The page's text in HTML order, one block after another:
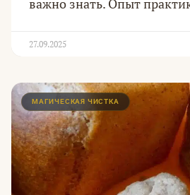
важно знать. Опыт
27.09.2025
МАГИЧЕСКАЯ ЧИСТКА